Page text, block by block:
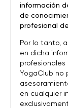
información
de
profesional
Por lo tanto,
en dicha
YogaClub no
en cualquier